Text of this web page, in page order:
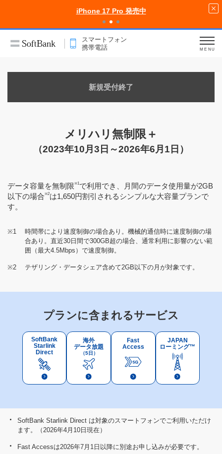
iPhone 17 Pro 発売中
スマートフォン
携帯電話
MENU
新規受付終了
メリハリ無制限＋
（2023年10月3日～2026年6月1日）
データ容量を無制限※1で利用でき、月間のデータ使用量が2GB
以下の場合※2は1,650円割引されるシンプルな大容量プランで
す。
※1
時間帯により速度制御の場合あり。機械的通信時に速度制御の場
合あり。直近30日間で300GB超の場合、通常利用に影響のない範
囲（最大4.5Mbps）で速度制御。
※2 テザリング・データシェア含めて2GB以下の月が対象です。
プランに含まれるサービス
SoftBank
Starlink
Direct
海外
データ放題
（5日）
Fast
Access
JAPAN
ローミング™
SoftBank Starlink Direct は対象のスマートフォンでご利用いただけ
ます。（2026年4月10日現在）
Fast Accessは2026年7月1日以降に別途お申し込みが必要です。